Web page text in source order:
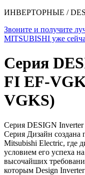
ИНВЕРТОРНЫЕ /
Звоните и получите
MITSUBISHI уже
Серия
FI EF-
VGKS)
Серия DESIGN Inverter
Серия Дизайн создана
Mitsubishi Electric, где
условием его успеха
высочайших
которым Design Inverter